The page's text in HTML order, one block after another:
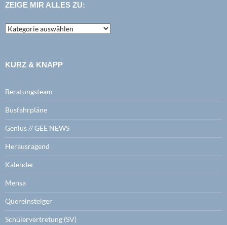
ZEIGE MIR ALLES ZU:
zeige
mir
KURZ & KNAPP
Beratungsteam
Busfahrpläne
Genius // GEE NEWS
Herausragend
Kalender
Mensa
Quereinsteiger
Schülervertretung (SV)